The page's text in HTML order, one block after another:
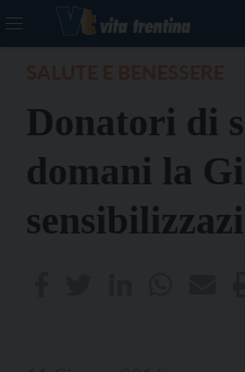
Donatori di
domani la